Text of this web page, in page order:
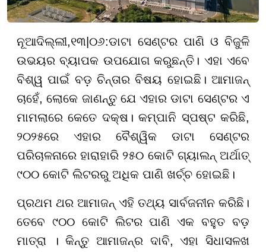
ନୂଆଦିଲ୍ଲୀ,୧୩|୦୬:ଡାଟା ସେଣ୍ଟର ପାଣି ଓ ବିଜୁଳି
ଉଭୟର ବ୍ୟାପକ ଉପଯୋଗ କରୁଛନ୍ତି। ଏହା ଏବେ
ବିଶ୍ୱ ପାଇଁ ବଡ଼ ଚିନ୍ତାର ବିଷୟ ହୋଇଛି। ଆମାଜନ୍
ଚାହେଁ, ଲୋକେ ଜାଣନ୍ତୁ ଯେ ଏହାର ଡାଟା ସେଣ୍ଟର ଏ
ମାମଲାରେ କେତେ ଦକ୍ଷ। କମ୍ପାନି ସ୍ପଷ୍ଟ କରିଛି,
୨୦୨୫ରେ ଏହାର ବୈଶ୍ୱିକ ଡାଟା ସେଣ୍ଟର
ପରିଚାଳନାରେ ହାରାହାରି ୨୫୦ କୋଟି ଗ୍ୟାଲନ୍ ଅର୍ଥାତ୍
୯୦୦ କୋଟି ଲିଟରରୁ ଅଧିକ ପାଣି ଖର୍ଚ୍ଚ ହୋଇଛି।
ପ୍ରଥମ ଥର ଆମାଜନ୍ ଏହି ତଥ୍ୟ ସାର୍ବଜନୀନ କରିଛି।
ତେବେ ୯୦୦ କୋଟି ଲିଟର ପାଣି ଏକ ବହୁତ ବଡ଼
ମାତ୍ରା । କିନ୍ତୁ ଆମାଜନ୍ର ଦାବି, ଏହା ସିଧାସଳଖ